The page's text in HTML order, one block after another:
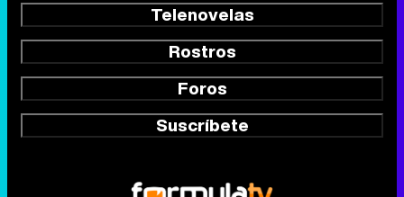
Telenovelas
Rostros
Foros
Suscríbete